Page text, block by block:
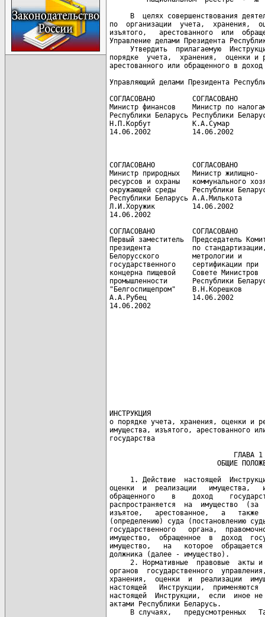
В  целях совершенствования
по  организации  учета,  хранения,
изъятого,   арестованного  или
Управление делами Президента
Утвердить  прилагаемую
порядке  учета,  хранения,  оценки и
арестованного или обращенного в
Управляющий делами Президента
СОГЛАСОВАНО         СОГЛАСОВАНО
Министр финансов    Министр по
Республики Беларусь Республики
Н.П.Корбут          К.А.Сумар
14.06.2002          14.06.2002
СОГЛАСОВАНО         СОГЛАСОВАНО
Министр природных   Министр
ресурсов и охраны   коммунального
окружающей среды    Республики
Республики Беларусь
Л.И.Хоружик         14.06.2002
14.06.2002
СОГЛАСОВАНО         СОГЛАСОВАНО
Первый заместитель  Председатель
президента          по
Белорусского        метрологии и
государственного    сертификации
концерна пищевой    Совете
промышленности      Республики
"Белгоспищепром"    В.Н.Корешков
А.А.Рубец           14.06.2002
14.06.2002
ИНСТРУКЦИЯ
о порядке учета, хранения, оценки и
имущества, изъятого, арестованного
государства
                              ГЛАВА 1
ОБЩИЕ
1. Действие  настоящей
оценки  и  реализации   имущества,
обращенного    в    доход
распространяется  на  имущество
изъятое,   арестованное,   а   также
(определению) суда (постановлению
государственного   органа,
имущество,  обращенное  в  доход
имущество,   на   которое
должника (далее - имущество).
2. Нормативные  правовые  акты
органов  государственного
хранения,  оценки  и  реализации
настоящей   Инструкции,
настоящей  Инструкции,  если  иное не
актами Республики Беларусь.
В случаях,   предусмотренных